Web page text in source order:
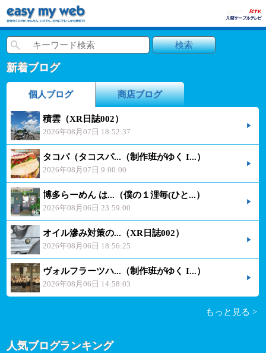
新着ブログ
個人ブログ 商店ブログ
積雲（XR日誌002）
2026年08月07日 18:52:37
タコパ（タコスパ...（制作班がゆく I...）
2026年08月07日 9:00:00
博多らーめん は...（僕の１浬毎(ひと...）
2026年08月06日 23:59:00
オイル滲み対策の...（XR日誌002）
2026年08月06日 18:56:25
ヴォルフラーツハ...（制作班がゆく I...）
2026年08月06日 14:58:03
もっと見る >
人気ブログランキング